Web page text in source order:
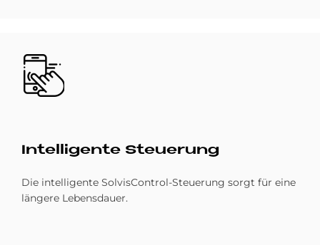
Bild
In­tel­li­gen­te Steue­rung
Die intelligente SolvisControl-Steuerung sorgt für eine
längere Lebensdauer.